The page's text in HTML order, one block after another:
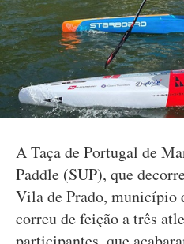
A Taça de Portugal de
Paddle (SUP), que
Vila de Prado, município
correu de feição a três